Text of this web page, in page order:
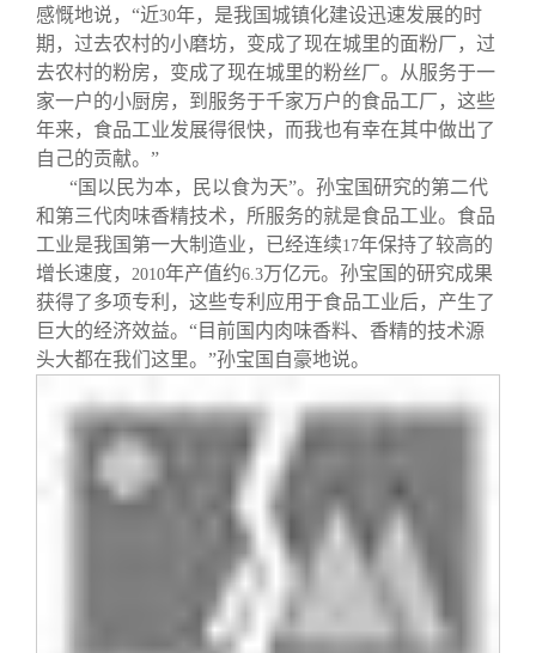
感慨地说，“近30年，是我国城镇化建设迅速发展的时
期，过去农村的小磨坊，变成了现在城里的面粉厂，过
去农村的粉房，变成了现在城里的粉丝厂。从服务于一
家一户的小厨房，到服务于千家万户的食品工厂，这些
年来，食品工业发展得很快，而我也有幸在其中做出了
自己的贡献。”
“国以民为本，民以食为天”。孙宝国研究的第二代
和第三代肉味香精技术，所服务的就是食品工业。食品
工业是我国第一大制造业，已经连续17年保持了较高的
增长速度，
2010年产值约6.3万亿元。孙宝国的研究成果
获得了多项专利，这些专利应用于食品工业后，产生了
巨大的经济效益。“目前国内肉味香料、香精的技术源
头大都在我们这里。”孙宝国自豪地说。